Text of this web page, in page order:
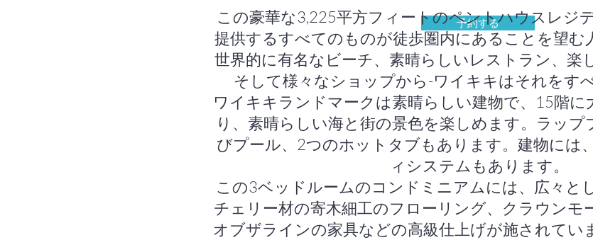
予約する
この豪華な3,225平方フィートのペントハウスレジ
提供するすべてのものが徒歩圏内にあることを望む
世界的に有名なビーチ、素晴らしいレストラン、楽
そして様々なショップから-ワイキキはそれをす
ワイキキランドマークは素晴らしい建物で、15階に
り、素晴らしい海と街の景色を楽しめます。ラップ
びプール、2つのホットタブもあります。建物には
ィシステムもあります。
この3ベッドルームのコンドミニアムには、広々と
チェリー材の寄木細工のフローリング、クラウンモ
オブザラインの家具などの高級仕上げが施されてい